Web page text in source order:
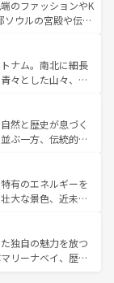
きにはたまらな
に味わいつくそ
人に新しい発見と
台湾の食文化も魅
エティ豊かな料理
コンテンツ一覧を参
のファッションやK
ウルの宮殿や伝統
美を楽しむことが
ストリートフード
。夜には、韓国な
力を心ゆくまで味
韓国情報はコンテンツ一
ナム。南北に細長
々とした山々、世
の古い町並みやホ
、独特の雰囲気を
かさとおいしさで
ーヒーなどは、ぜ
もあたたかい人々
れられない旅にな
然と歴史が息づく
ぶ一方、伝統的な
マイなどの山岳地
トやクラビの美し
できる。タイ料理
にも異なる楽しみ
、仏教を中心とし
る旅人を魅了し続
有のエネルギーを
大な景色、近未来
スポットが密集し
魅力。息をのむよ
存分に楽しみ尽く
独自の魅力を放つ
リーナベイ、歴史